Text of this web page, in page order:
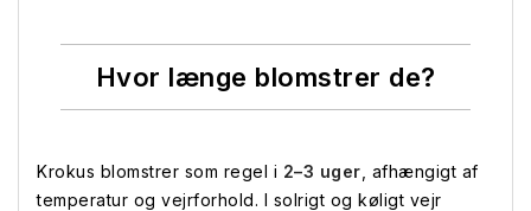
Hvor længe blomstrer de?
Krokus blomstrer som regel i 2–3 uger , afhængigt af
temperatur og vejrforhold. I solrigt og køligt vejr